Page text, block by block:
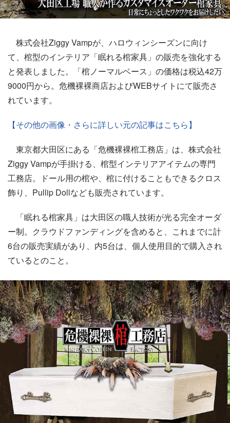
株式会社Ziggy Vampが、ハロウィンシーズンに向け
て、棺型のインテリア「眠れる棺家具」の販売を強化する
と発表しました。「棺ノーマルベース」の価格は税込42万
9000円から。危機裸裸商店およびWEBサイトにて販売さ
れています。
【その他の画像・さらに詳しい元の記事はこちら】
東京都大田区にある「危機裸裸棺工務店」は、株式会社
Ziggy Vampが手掛ける、棺型インテリアアイテムの専門
工務店。ドール用の棺や、棺に付けることもできるクロス
飾り、Pullip Dollなども販売されています。
「眠れる棺家具」は大田区の職人技術が光る完全オーダ
ー制。クラウドファンディングを含めると、これまでに計
6台の販売実績があり、内5台は、個人使用目的で購入され
ているとのこと。